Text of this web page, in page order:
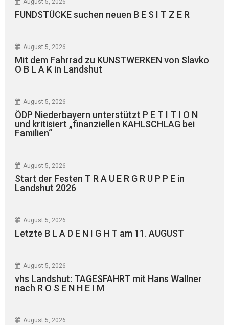
August 5, 2026
FUNDSTÜCKE suchen neuen B E S I T Z E R
August 5, 2026
Mit dem Fahrrad zu KUNSTWERKEN von Slavko
O B L A K in Landshut
August 5, 2026
ÖDP Niederbayern unterstützt P E T I T I O N
und kritisiert „finanziellen KAHLSCHLAG bei
Familien“
August 5, 2026
Start der Festen T R A U E R G R U P P E in
Landshut 2026
August 5, 2026
Letzte B L A D E N I G H T am 11. AUGUST
August 5, 2026
vhs Landshut: TAGESFAHRT mit Hans Wallner
nach R O S E N H E I M
August 5, 2026